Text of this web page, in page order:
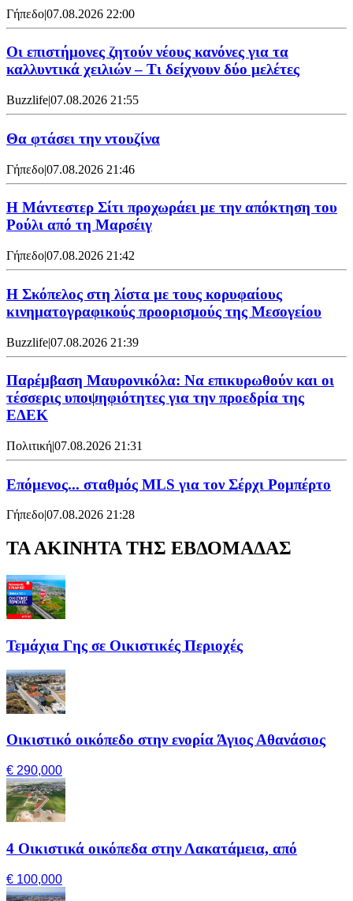
Γήπεδο|07.08.2026 22:00
Οι επιστήμονες ζητούν νέους κανόνες για τα
καλλυντικά χειλιών – Τι δείχνουν δύο μελέτες
Buzzlife|07.08.2026 21:55
Θα φτάσει την ντουζίνα
Γήπεδο|07.08.2026 21:46
Η Μάντεστερ Σίτι προχωράει με την απόκτηση του
Ρούλι από τη Μαρσέιγ
Γήπεδο|07.08.2026 21:42
Η Σκόπελος στη λίστα με τους κορυφαίους
κινηματογραφικούς προορισμούς της Μεσογείου
Buzzlife|07.08.2026 21:39
Παρέμβαση Μαυρονικόλα: Να επικυρωθούν και οι
τέσσερις υποψηφιότητες για την προεδρία της
ΕΔΕΚ
Πολιτική|07.08.2026 21:31
Επόμενος... σταθμός MLS για τον Σέρχι Ρομπέρτο
Γήπεδο|07.08.2026 21:28
ΤΑ ΑΚΙΝΗΤΑ ΤΗΣ ΕΒΔΟΜΑΔΑΣ
Τεμάχια Γης σε Οικιστικές Περιοχές
Οικιστικό οικόπεδο στην ενορία Άγιος Αθανάσιος
€ 290,000
4 Οικιστικά οικόπεδα στην Λακατάμεια, από
€ 100,000